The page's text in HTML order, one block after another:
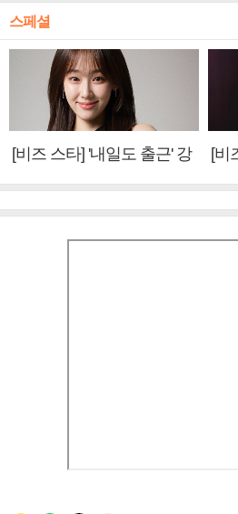
스페셜
[비즈 스타] '내일도 출근' 강
[비